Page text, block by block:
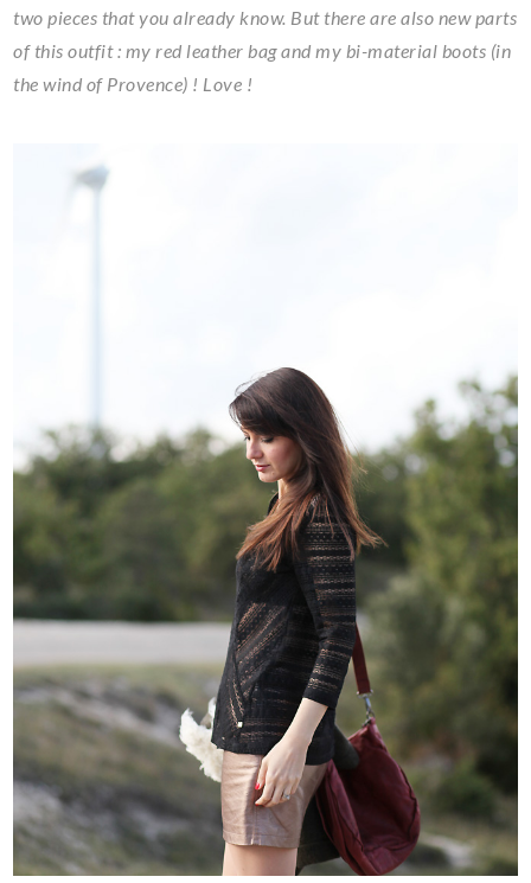
two pieces that you already know. But there are also new parts
of this outfit : my red leather bag and my bi-material boots (in
the wind of Provence) ! Love !